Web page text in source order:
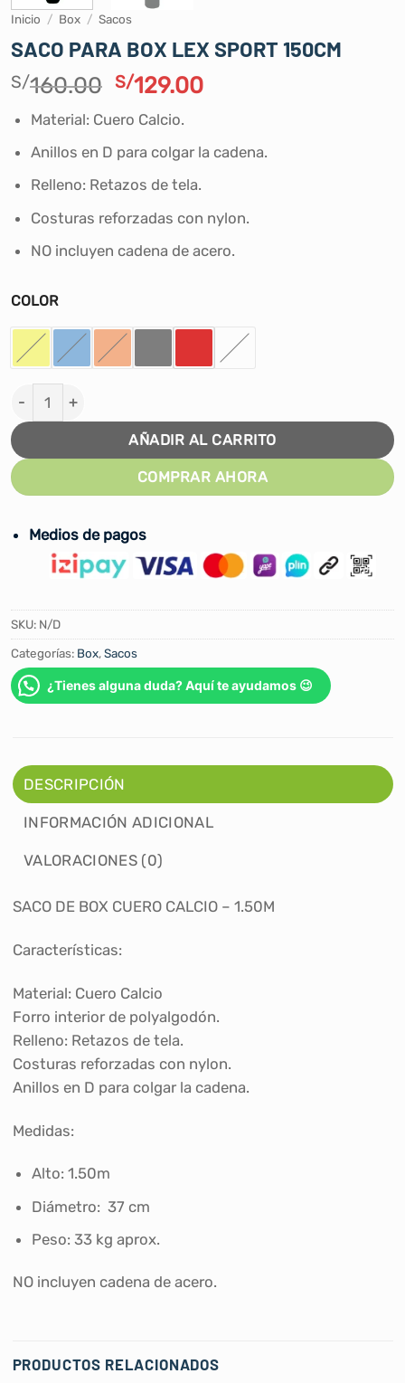
Inicio / Box / Sacos
SACO PARA BOX LEX SPORT 150CM
S/160.00 El
original
era:
S/160.00.
S/129.00El
es:
Material: Cuero Calcio.
Anillos en D para colgar la cadena.
Relleno: Retazos de tela.
Costuras reforzadas con nylon.
NO incluyen cadena de acero.
COLOR
SACO PARA BOX LEX SPORT 150CM cantidad
AÑADIR AL CARRITO
COMPRAR AHORA
Medios de pagos
SKU: N/D
Categorías: Box,Sacos
¿Tienes alguna duda? Aquí te ayudamos 😉
DESCRIPCIÓN
INFORMACIÓN ADICIONAL
VALORACIONES (0)
SACO DE BOX CUERO CALCIO – 1.50M
Características:
Material: Cuero Calcio
Forro interior de polyalgodón.
Relleno: Retazos de tela.
Costuras reforzadas con nylon.
Anillos en D para colgar la cadena.
Medidas:
Alto: 1.50m
Diámetro: 37 cm
Peso: 33 kg aprox.
NO incluyen cadena de acero.
PRODUCTOS RELACIONADOS